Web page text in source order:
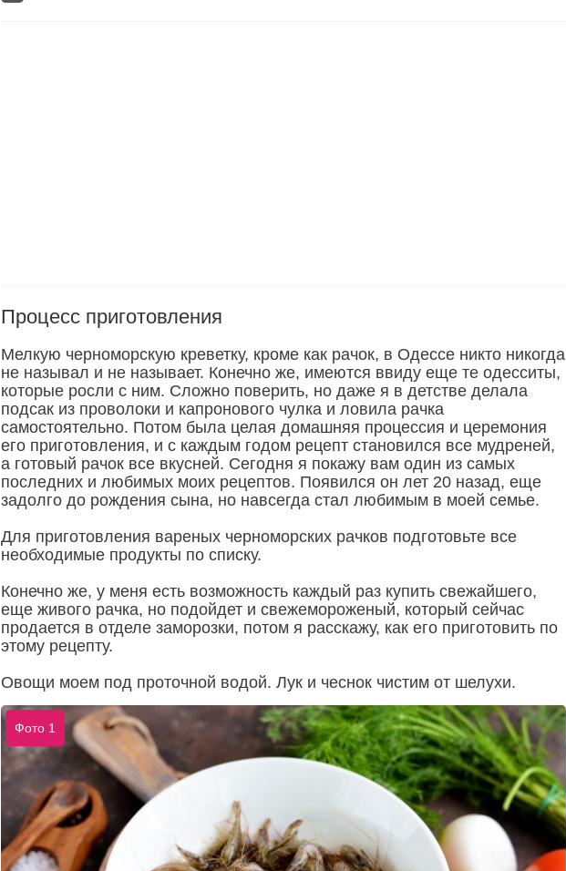
Процесс приготовления
Мелкую черноморскую креветку, кроме как рачок, в Одессе никто никогда
не называл и не называет. Конечно же, имеются ввиду еще те одесситы,
которые росли с ним. Сложно поверить, но даже я в детстве делала
подсак из проволоки и капронового чулка и ловила рачка
самостоятельно. Потом была целая домашняя процессия и церемония
его приготовления, и с каждым годом рецепт становился все мудреней,
а готовый рачок все вкусней. Сегодня я покажу вам один из самых
последних и любимых моих рецептов. Появился он лет 20 назад, еще
задолго до рождения сына, но навсегда стал любимым в моей семье.
Для приготовления вареных черноморских рачков подготовьте все
необходимые продукты по списку.
Конечно же, у меня есть возможность каждый раз купить свежайшего,
еще живого рачка, но подойдет и свежемороженый, который сейчас
продается в отделе заморозки, потом я расскажу, как его приготовить по
этому рецепту.
Овощи моем под проточной водой. Лук и чеснок чистим от шелухи.
Фото 1